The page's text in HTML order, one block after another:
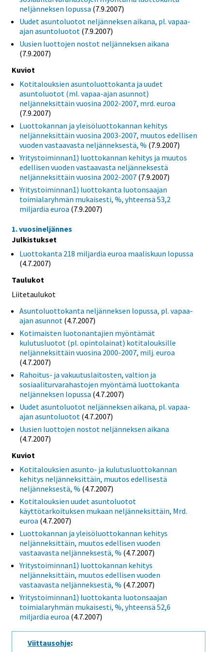
neljänneksen lopussa (7.9.2007)
Uudet asuntoluotot neljänneksen aikana, pl. vapaa-
ajan asuntoluotot (7.9.2007)
Uusien luottojen nostot neljänneksen aikana
(7.9.2007)
Kuviot
Kotitalouksien asuntoluottokanta ja uudet
asuntoluotot (ml. vapaa-ajan asunnot)
neljänneksittäin vuosina 2002-2007, mrd. euroa
(7.9.2007)
Luottokannan ja yleisöluottokannan kehitys
neljänneksittäin vuosina 2003-2007, muutos edellisen
vuoden vastaavasta neljänneksestä, % (7.9.2007)
Yritystoiminnan1) luottokannan kehitys ja muutos
edellisen vuoden vastaavasta neljänneksestä
neljänneksittäin vuosina 2002-2007 (7.9.2007)
Yritystoiminnan1) luottokanta luotonsaajan
toimialaryhmän mukaisesti, %, yhteensä 53,2
miljardia euroa (7.9.2007)
1. vuosineljännes
Julkistukset
Luottokanta 218 miljardia euroa maaliskuun lopussa
(4.7.2007)
Taulukot
Liitetaulukot
Asuntoluottokanta neljänneksen lopussa, pl. vapaa-
ajan asunnot (4.7.2007)
Kotimaisten luotonantajien myöntämät
kulutusluotot (pl. opintolainat) kotitalouksille
neljänneksittäin vuosina 2000-2007, milj. euroa
(4.7.2007)
Rahoitus- ja vakuutuslaitosten, valtion ja
sosiaaliturvarahastojen myöntämä luottokanta
neljänneksen lopussa (4.7.2007)
Uudet asuntoluotot neljänneksen aikana, pl. vapaa-
ajan asuntoluotot (4.7.2007)
Uusien luottojen nostot neljänneksen aikana
(4.7.2007)
Kuviot
Kotitalouksien asunto- ja kulutusluottokannan
kehitys neljänneksittäin, muutos edellisestä
neljänneksestä, % (4.7.2007)
Kotitalouksien uudet asuntoluotot
käyttötarkoituksen mukaan neljänneksittäin, Mrd.
euroa (4.7.2007)
Luottokannan ja yleisöluottokannan kehitys
neljänneksittäin, muutos edellisen vuoden
vastaavasta neljänneksestä, % (4.7.2007)
Yritystoiminnan1) luottokannan kehitys
neljänneksittäin, muutos edellisen vuoden
vastaavasta neljänneksestä, % (4.7.2007)
Yritystoiminnan1) luottokanta luotonsaajan
toimialaryhmän mukaisesti, %, yhteensä 52,6
miljardia euroa (4.7.2007)
Viittausohje: